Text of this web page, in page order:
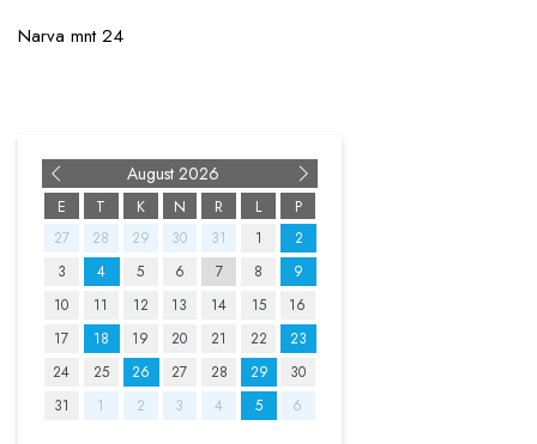
August
E T K N R L
P
27
28 29 30 31 1
2
3
4 5 6 7 8
9
10
11 12 13 14 15
16
17
18 19 20 21 22
23
24
25 26 27 28 29
30
31
1 2 3 4 5 6
Narva mnt 24